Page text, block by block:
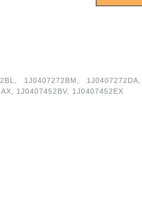
1J0407272BM, 1J0407272DA,
1J0407452BV, 1J0407452EX